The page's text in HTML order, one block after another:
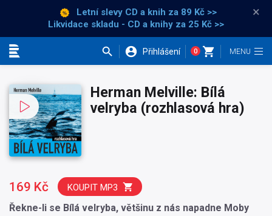
Letní slevy CD a knih za 89 Kč >>
Likvidace skladu - CD a knihy za 25 Kč >>
×
Přihlášení 0
Herman Melville: Bílá
velryba (rozhlasová hra)
Řekne-li se Bílá velryba, většinu z nás napadne Moby
169 Kč KOUPIT MP3